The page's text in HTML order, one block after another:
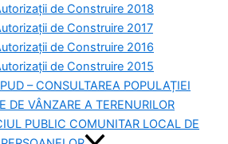
de Construire 2018
de Construire 2017
de Construire 2016
de Construire 2015
– CONSULTAREA POPULAȚIEI
DE VÂNZARE A TERENURILOR
PUBLIC COMUNITAR LOCAL DE